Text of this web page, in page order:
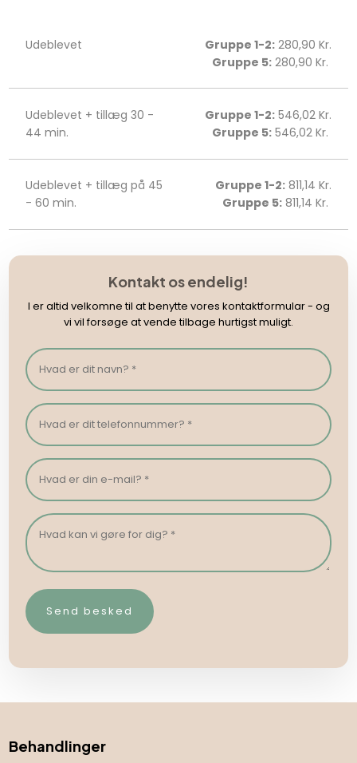
Udeblevet Gruppe 1-2:280,90 Kr.
Gruppe 5:280,90 Kr. ​​​
Udeblevet + tillæg 30 -
44 min.
Gruppe 1-2:546,02 Kr.
Gruppe 5:546,02 Kr. ​​​
Udeblevet + tillæg på 45
- 60 min.
Gruppe 1-2:811,14 Kr.
Gruppe 5:811,14 Kr. ​​​
Kontakt os endelig!
I er altid velkomne til at benytte vores kontaktformular - og
vi vil forsøge at vende tilbage hurtigst muligt.
Behandlinger